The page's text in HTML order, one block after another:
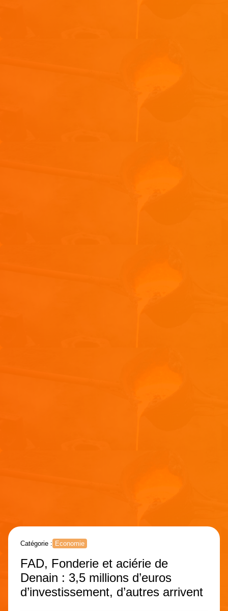
Catégorie : Economie
FAD, Fonderie et aciérie de
Denain : 3,5 millions d’euros
d’investissement, d’autres arrivent